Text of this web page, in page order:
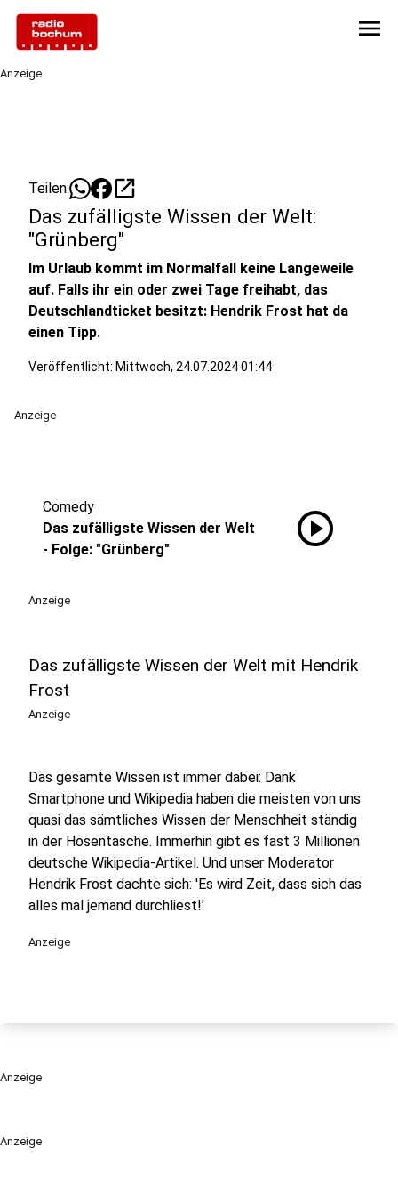
menu
Anzeige
Anzeige
Teilen: open_in_new
Das zufälligste Wissen der Welt:
"Grünberg"
Im Urlaub kommt im Normalfall keine Langeweile
auf. Falls ihr ein oder zwei Tage freihabt, das
Deutschlandticket besitzt: Hendrik Frost hat da
einen Tipp.
Veröffentlicht: Mittwoch, 24.07.2024 01:44
Anzeige
Comedy
Das zufälligste Wissen der Welt
- Folge: "Grünberg"
play_circle
Anzeige
Das zufälligste Wissen der Welt mit Hendrik
Frost
Anzeige
Das gesamte Wissen ist immer dabei: Dank
Smartphone und Wikipedia haben die meisten von uns
quasi das sämtliches Wissen der Menschheit ständig
in der Hosentasche. Immerhin gibt es fast 3 Millionen
deutsche Wikipedia-Artikel. Und unser Moderator
Hendrik Frost dachte sich: 'Es wird Zeit, dass sich das
alles mal jemand durchliest!'
Anzeige
Anzeige